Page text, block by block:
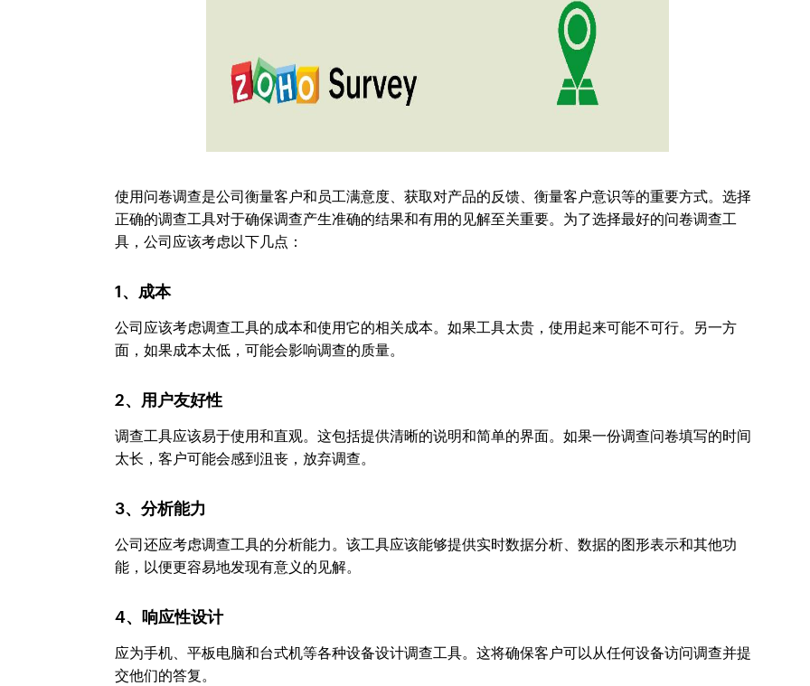
使用问卷调查是公司衡量客户和员工满意度、获取对产品的反馈、衡量客户意识等的重要方式。选择
正确的调查工具对于确保调查产生准确的结果和有用的见解至关重要。为了选择最好的问卷调查工
具，公司应该考虑以下几点：
1、成本
公司应该考虑调查工具的成本和使用它的相关成本。如果工具太贵，使用起来可能不可行。另一方
面，如果成本太低，可能会影响调查的质量。
2、用户友好性
调查工具应该易于使用和直观。这包括提供清晰的说明和简单的界面。如果一份调查问卷填写的时间
太长，客户可能会感到沮丧，放弃调查。
3、分析能力
公司还应考虑调查工具的分析能力。该工具应该能够提供实时数据分析、数据的图形表示和其他功
能，以便更容易地发现有意义的见解。
4、响应性设计
应为手机、平板电脑和台式机等各种设备设计调查工具。这将确保客户可以从任何设备访问调查并提
交他们的答复。